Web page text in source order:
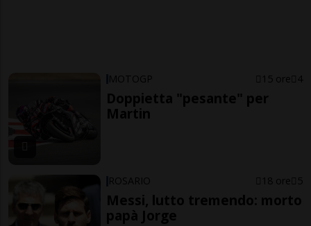
MOTOGP 15 ore 4
Doppietta "pesante" per
Martin
ROSARIO 18 ore 5
Messi, lutto tremendo: morto
papà Jorge